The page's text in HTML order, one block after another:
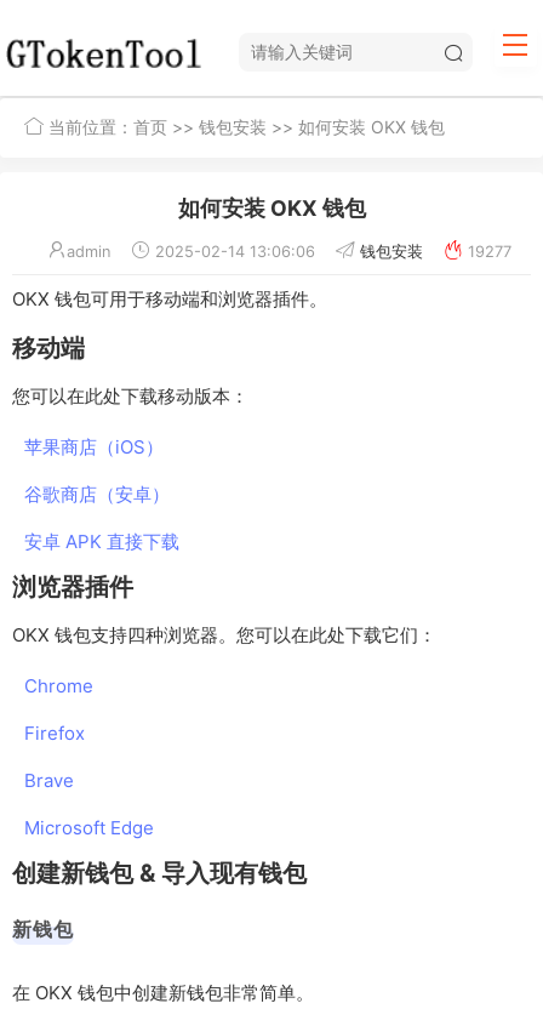
当前位置： 首页 >> 钱包安装 >> 如何安装 OKX 钱包
如何安装 OKX 钱包
admin 2025-02-14 13:06:06 钱包安装 19277
OKX 钱包可用于移动端和浏览器插件。
移动端
您可以在此处下载移动版本：
苹果商店（iOS）
谷歌商店（安卓）
安卓 APK 直接下载
浏览器插件
OKX 钱包支持四种浏览器。您可以在此处下载它们：
Chrome
Firefox
Brave
Microsoft Edge
创建新钱包 & 导入现有钱包
新钱包
在 OKX 钱包中创建新钱包非常简单。